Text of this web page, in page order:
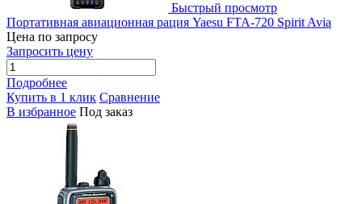
Быстрый просмотр
Портативная авиационная рация Yaesu FTA-720 Spirit Avia
Цена по запросу
Запросить цену
Подробнее
Купить в 1 клик Сравнение
В избранное Под заказ